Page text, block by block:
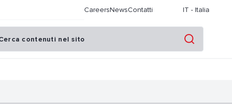
CareersNewsContatti IT - Italia